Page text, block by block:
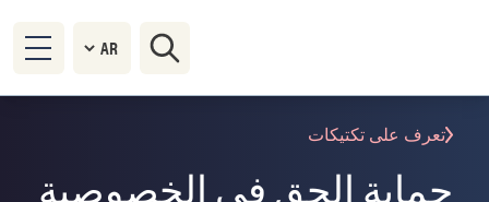
تعرف على تكتيكات
حماية الحق في الخصوصية